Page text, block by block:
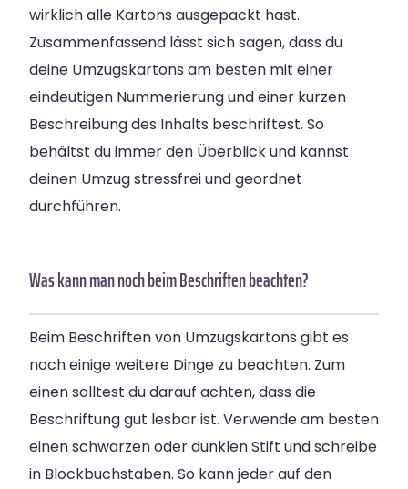
wirklich alle Kartons ausgepackt hast.
Zusammenfassend lässt sich sagen, dass du
deine Umzugskartons am besten mit einer
eindeutigen Nummerierung und einer kurzen
Beschreibung des Inhalts beschriftest. So
behältst du immer den Überblick und kannst
deinen Umzug stressfrei und geordnet
durchführen.
Was kann man noch beim Beschriften beachten?
Beim Beschriften von Umzugskartons gibt es
noch einige weitere Dinge zu beachten. Zum
einen solltest du darauf achten, dass die
Beschriftung gut lesbar ist. Verwende am besten
einen schwarzen oder dunklen Stift und schreibe
in Blockbuchstaben. So kann jeder auf den